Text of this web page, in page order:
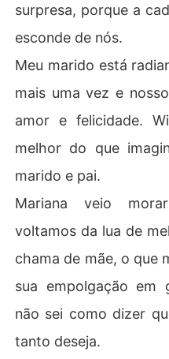
surpresa, porque a
esconde de nós.
Meu marido está
mais uma vez e
amor e felicidade.
melhor do que
marido e pai.
Mariana veio
voltamos da lua de
chama de mãe, o que
sua empolgação em
não sei como dizer
tanto deseja.